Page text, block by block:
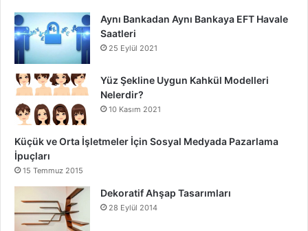
Aynı Bankadan Aynı Bankaya EFT Havale
Saatleri
25 Eylül 2021
Yüz Şekline Uygun Kahkül Modelleri
Nelerdir?
10 Kasım 2021
Küçük ve Orta İşletmeler İçin Sosyal Medyada Pazarlama
İpuçları
15 Temmuz 2015
Dekoratif Ahşap Tasarımları
28 Eylül 2014